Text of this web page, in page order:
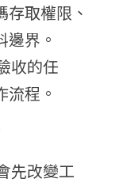
取權限、
界。
收的任
程。
先改變工